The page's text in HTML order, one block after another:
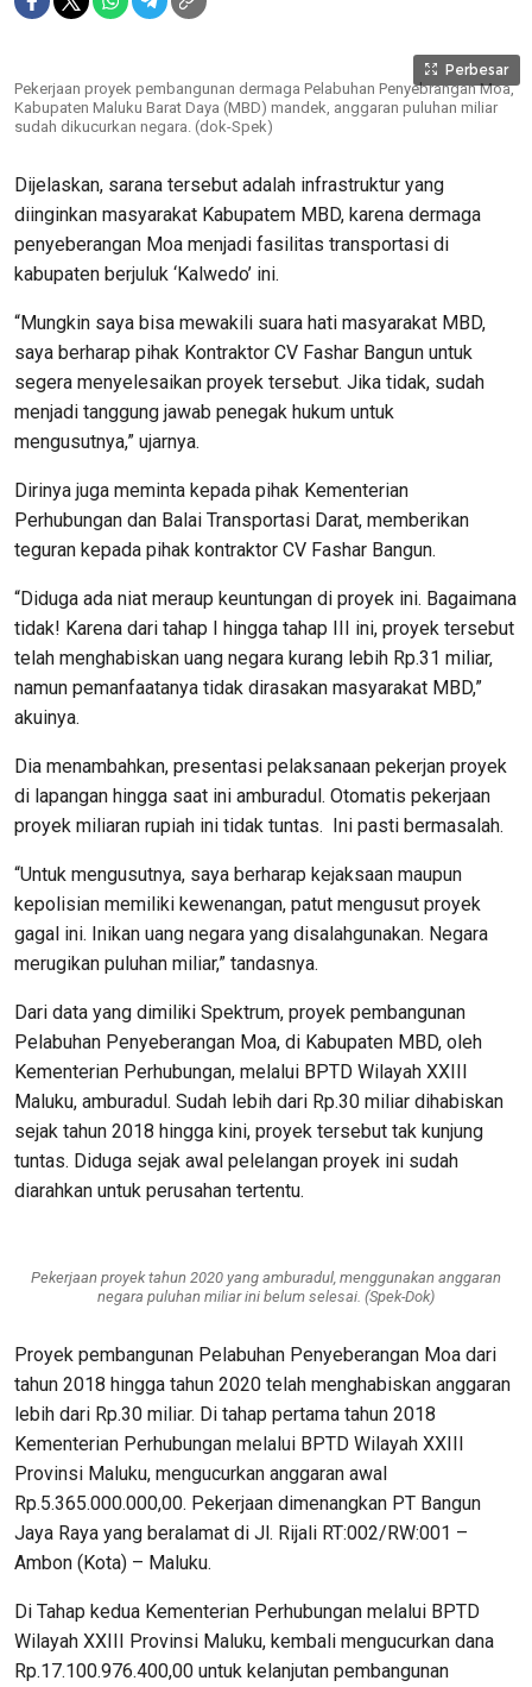
Perbesar
Pekerjaan proyek pembangunan dermaga Pelabuhan Penyebrangan Moa,
Kabupaten Maluku Barat Daya (MBD) mandek, anggaran puluhan miliar
sudah dikucurkan negara. (dok-Spek)
Dijelaskan, sarana tersebut adalah infrastruktur yang
diinginkan masyarakat Kabupatem MBD, karena dermaga
penyeberangan Moa menjadi fasilitas transportasi di
kabupaten berjuluk ‘Kalwedo’ ini.
“Mungkin saya bisa mewakili suara hati masyarakat MBD,
saya berharap pihak Kontraktor CV Fashar Bangun untuk
segera menyelesaikan proyek tersebut. Jika tidak, sudah
menjadi tanggung jawab penegak hukum untuk
mengusutnya,” ujarnya.
Dirinya juga meminta kepada pihak Kementerian
Perhubungan dan Balai Transportasi Darat, memberikan
teguran kepada pihak kontraktor CV Fashar Bangun.
“Diduga ada niat meraup keuntungan di proyek ini. Bagaimana
tidak! Karena dari tahap I hingga tahap III ini, proyek tersebut
telah menghabiskan uang negara kurang lebih Rp.31 miliar,
namun pemanfaatanya tidak dirasakan masyarakat MBD,”
akuinya.
Dia menambahkan, presentasi pelaksanaan pekerjan proyek
di lapangan hingga saat ini amburadul. Otomatis pekerjaan
proyek miliaran rupiah ini tidak tuntas. Ini pasti bermasalah.
“Untuk mengusutnya, saya berharap kejaksaan maupun
kepolisian memiliki kewenangan, patut mengusut proyek
gagal ini. Inikan uang negara yang disalahgunakan. Negara
merugikan puluhan miliar,” tandasnya.
Dari data yang dimiliki Spektrum, proyek pembangunan
Pelabuhan Penyeberangan Moa, di Kabupaten MBD, oleh
Kementerian Perhubungan, melalui BPTD Wilayah XXIII
Maluku, amburadul. Sudah lebih dari Rp.30 miliar dihabiskan
sejak tahun 2018 hingga kini, proyek tersebut tak kunjung
tuntas. Diduga sejak awal pelelangan proyek ini sudah
diarahkan untuk perusahan tertentu.
Pekerjaan proyek tahun 2020 yang amburadul, menggunakan anggaran
negara puluhan miliar ini belum selesai. (Spek-Dok)
Proyek pembangunan Pelabuhan Penyeberangan Moa dari
tahun 2018 hingga tahun 2020 telah menghabiskan anggaran
lebih dari Rp.30 miliar. Di tahap pertama tahun 2018
Kementerian Perhubungan melalui BPTD Wilayah XXIII
Provinsi Maluku, mengucurkan anggaran awal
Rp.5.365.000.000,00. Pekerjaan dimenangkan PT Bangun
Jaya Raya yang beralamat di Jl. Rijali RT:002/RW:001 –
Ambon (Kota) – Maluku.
Di Tahap kedua Kementerian Perhubungan melalui BPTD
Wilayah XXIII Provinsi Maluku, kembali mengucurkan dana
Rp.17.100.976.400,00 untuk kelanjutan pembangunan